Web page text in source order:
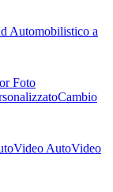
Automobilistico a
Foto
Cambio
Video AutoVideo